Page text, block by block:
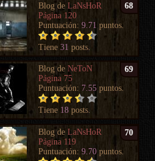
68
Blog deLaNsHoR
Página 120
Puntuación:9.71 puntos.
Tiene31 posts.
69
Blog deNeToN
Página 75
Puntuación: 7.55 puntos.
Tiene 18 posts.
70
Blog deLaNsHoR
Página 119
Puntuación:9.70 puntos.